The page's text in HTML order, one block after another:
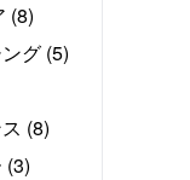
(8)
グ (5)
(8)
(3)